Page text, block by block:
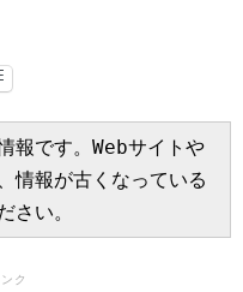
報です。Webサイトや
情報が古くなっている
さい。
ク